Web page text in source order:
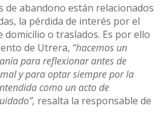
de abandono están relacionados
la pérdida de interés por el
domicilio o traslados. Es por ello
de Utrera, “hacemos un
para reflexionar antes de
y para optar siempre por la
como un acto de
resalta la responsable de